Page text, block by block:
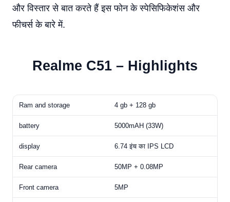
और विस्तार से बात करते हैं इस फोन के स्पेसिफिकेशंस और
फीचर्स के बारे में.
Realme C51 – Highlights
Ram and storage 4 gb + 128 gb
battery 5000mAH (33W)
display 6.74 इंच का IPS LCD
Rear camera 50MP + 0.08MP
Front camera 5MP